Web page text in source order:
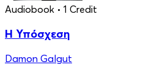
Audiobook • 1 Credit
Η Υπόσχεση
Damon Galgut